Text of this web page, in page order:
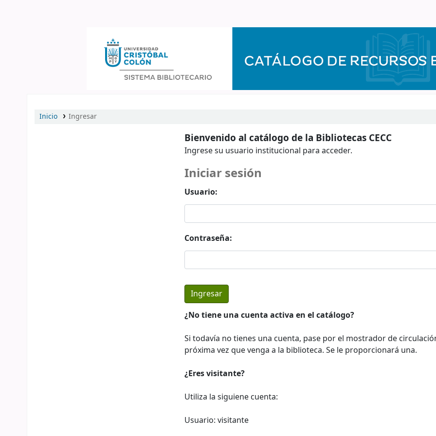
Inicio Ingresar
Bienvenido al catálogo de la Bibliotecas CECC
Ingrese su usuario institucional para acceder.
Iniciar sesión
Usuario:
Contraseña:
¿No tiene una cuenta activa en el catálogo?
Si todavía no tienes una cuenta, pase por el mostrador de
próxima vez que venga a la biblioteca. Se le proporcionará una.
¿Eres visitante?
Utiliza la siguiene cuenta:
Usuario: visitante